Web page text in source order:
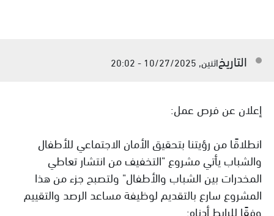
التاريخاثنين, 10/27/2025 - 20:02
إعلان عن فرص عمل:
انطلاقًا من رؤيتنا بتحقيق الأمان الاجتماعي للأطفال
والشباب يأتي مشروع "التخفيف من انتشار تعاطي
المخدرات بين الشباب والأطفال" ولتصبح جزء من هذا
المشروع سارع بالتقديم لوظيفة مساعد الرصد والتقييم
وفقًا للرابط أدناه: